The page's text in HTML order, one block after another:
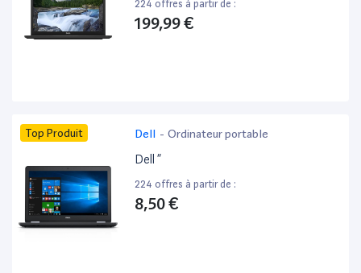
224 offres à partir de :
199,99 €
Top Produit Dell - Ordinateur portable
Dell ”
224 offres à partir de :
8,50 €